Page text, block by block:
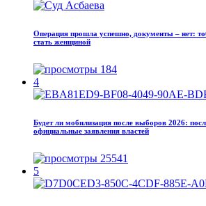
Операция прошла успешно, документы – нет:
стать женщиной
184
4
Будет ли мобилизация после выборов 2026:
официальные заявления властей
25541
5